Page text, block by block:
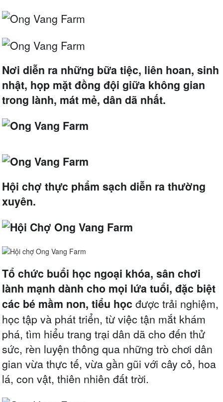
Nơi diễn ra những bữa tiệc, liên hoan, sinh
nhật, họp mặt đồng đội giữa không gian
trong lành, mát mẻ, dân dã nhất.
Hội chợ thực phẩm sạch diễn ra thường
xuyên.
Tổ chức buổi học ngoại khóa, sân chơi
lành mạnh dành cho mọi lứa tuổi, đặc biệt
các bé mầm non, tiểu học được trải nghiệm,
học tập và phát triển, từ việc tận mắt khám
phá, tìm hiểu trang trại dân dã cho đến thử
sức, rèn luyện thông qua những trò chơi dân
gian vừa thực tế, vừa gần gũi với cây cỏ, hoa
lá, con vật, thiên nhiên đất trời.